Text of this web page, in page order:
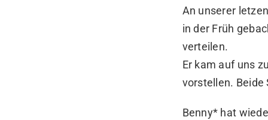
An unserer
in der Früh
verteilen.
Er kam auf uns
vorstellen.
Benny* hat